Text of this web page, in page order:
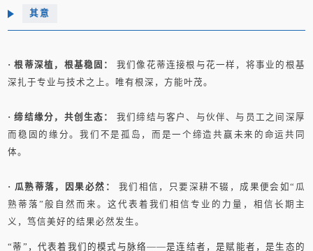
其意
· 根蒂深植，根基稳固：
我们像花蒂连接根与花一样，将事业的根基
深扎于专业与技术之上。唯有根深，方能叶茂。
· 缔结缘分，共创生态： 我们缔结与客户、与伙伴、与员工之间深厚
而稳固的缘分。我们不是孤岛，而是一个缔造共赢未来的命运共同
体。
· 瓜熟蒂落，因果必然：
我们相信，只要深耕不辍，成果便会如“瓜
熟蒂落”般自然而来。这代表着我们相信专业的力量，相信长期主
义，笃信美好的结果必然发生。
“蒂”，代表着我们的模式与脉络——是连结者，是赋能者，是生态的